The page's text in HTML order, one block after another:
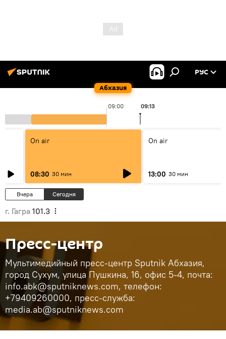
Абхазия
РУС
09:00 09:13
On air
08:30 30 мин
On air
13:00 30 мин
Вчера Сегодня
г. Гагра 101.3
Пресс-центр
Мультимедийный пресс-центр Sputnik Абхазия,
город Сухум, улица Пушкина, 16, офис 5-4, почта:
info.abk@sputniknews.com, телефон:
+79409260000, пресс-служба:
media.ab@sputniknews.com